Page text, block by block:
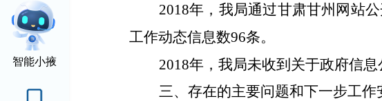
智能小掖
2018年，我局通过甘肃甘州网站
工作动态信息数96条。
2018年，我局未收到关于政府信
三、存在的主要问题和下一步工作